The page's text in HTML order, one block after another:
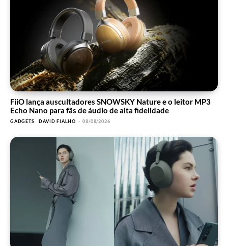
FiiO lança auscultadores SNOWSKY Nature e o leitor MP3
Echo Nano para fãs de áudio de alta fidelidade
GADGETS DAVID FIALHO - 08/08/2026